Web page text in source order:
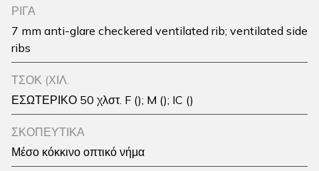
ΡΙΓΑ
7 mm anti-glare checkered ventilated rib; ventilated side
ribs
ΤΣΟΚ (ΧΙΛ.
ΕΣΩΤΕΡΙΚΟ 50 χλστ. F (); M (); IC ()
ΣΚΟΠΕΥΤΙΚΑ
Μέσο κόκκινο οπτικό νήμα